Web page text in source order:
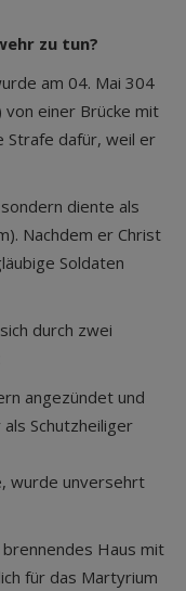
zu tun?
am 04. Mai 304
von einer Brücke mit
Strafe dafür, weil er
diente als
Nachdem er Christ
Soldaten
durch zwei
angezündet und
Schutzheiliger
wurde unversehrt
Haus mit
für das Martyrium